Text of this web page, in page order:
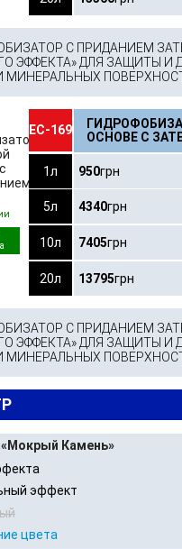
С ПРИДАНИЕМ
ЭФФЕКТА» ДЛЯ ЗАЩИТЫ И
МИНЕРАЛЬНЫХ
ЕС-169
ОСНОВЕ С
1л 950грн
5л 4340грн
10л 7405грн
20л 13795грн
С ПРИДАНИЕМ
ЭФФЕКТА» ДЛЯ ЗАЩИТЫ И
МИНЕРАЛЬНЫХ
Камень»
эффект
цвета